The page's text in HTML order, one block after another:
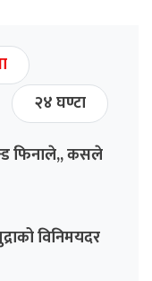
२४ घण्टा
फिनाले,, कसले
विनिमयदर